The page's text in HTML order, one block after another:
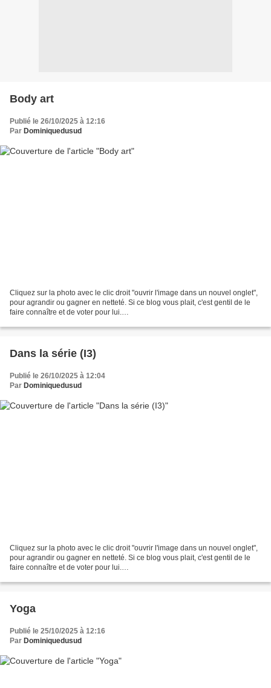
Body art
Publié le 26/10/2025 à 12:16
Par Dominiquedusud
Cliquez sur la photo avec le clic droit "ouvrir l'image dans un nouvel onglet",
pour agrandir ou gagner en netteté. Si ce blog vous plait, c'est gentil de le
faire connaître et de voter pour lui.
Dans la série (I3)
Publié le 26/10/2025 à 12:04
Par Dominiquedusud
Cliquez sur la photo avec le clic droit "ouvrir l'image dans un nouvel onglet",
pour agrandir ou gagner en netteté. Si ce blog vous plait, c'est gentil de le
faire connaître et de voter pour lui.
Yoga
Publié le 25/10/2025 à 12:16
Par Dominiquedusud